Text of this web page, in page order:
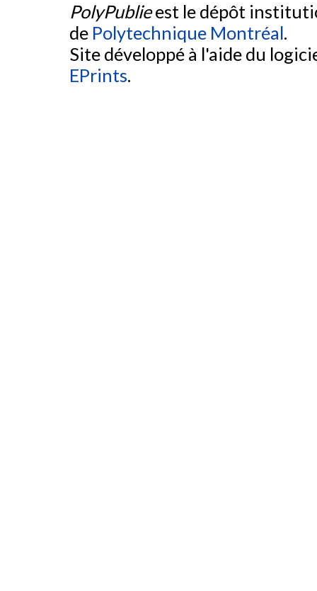
PolyPublieest le dépôt
de Polytechnique Montréal.
Site développé à l'aide du
EPrints.